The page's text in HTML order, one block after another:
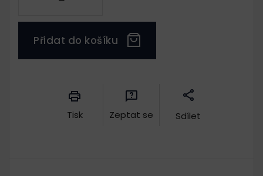
Přidat do košíku
Tisk Zeptat se Sdílet